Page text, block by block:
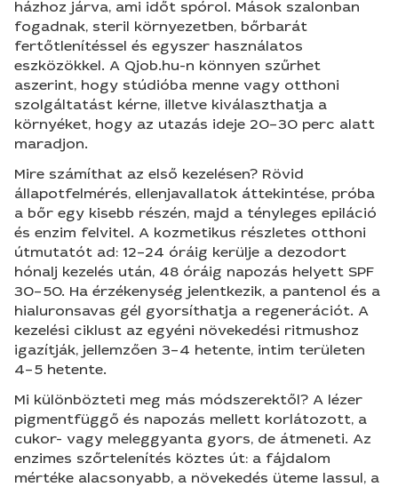
házhoz járva, ami időt spórol. Mások szalonban
fogadnak, steril környezetben, bőrbarát
fertőtlenítéssel és egyszer használatos
eszközökkel. A Qjob.hu-n könnyen szűrhet
aszerint, hogy stúdióba menne vagy otthoni
szolgáltatást kérne, illetve kiválaszthatja a
környéket, hogy az utazás ideje 20–30 perc alatt
maradjon.
Mire számíthat az első kezelésen? Rövid
állapotfelmérés, ellenjavallatok áttekintése, próba
a bőr egy kisebb részén, majd a tényleges epiláció
és enzim felvitel. A kozmetikus részletes otthoni
útmutatót ad: 12–24 óráig kerülje a dezodort
hónalj kezelés után, 48 óráig napozás helyett SPF
30–50. Ha érzékenység jelentkezik, a pantenol és a
hialuronsavas gél gyorsíthatja a regenerációt. A
kezelési ciklust az egyéni növekedési ritmushoz
igazítják, jellemzően 3–4 hetente, intim területen
4–5 hetente.
Mi különbözteti meg más módszerektől? A lézer
pigmentfüggő és napozás mellett korlátozott, a
cukor- vagy meleggyanta gyors, de átmeneti. Az
enzimes szőrtelenítés köztes út: a fájdalom
mértéke alacsonyabb, a növekedés üteme lassul, a